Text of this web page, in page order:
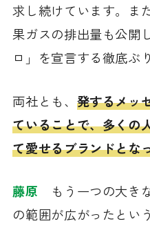
求し続けています。ま
果ガスの排出量も公開
ロ」を宣言する徹底ぶり
両社とも、 発するメッ
ていることで、多くの
て愛せるブランドとな
藤原 もう一つの大き
の範囲が広がったとい